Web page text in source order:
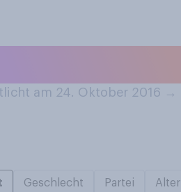
am 24. Oktober 2016 →
Geschlecht Partei Alter